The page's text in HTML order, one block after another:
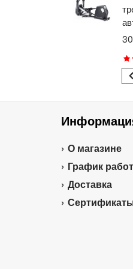
О магазине
График
Доставка